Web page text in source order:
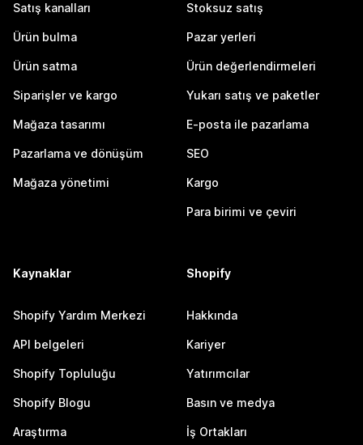
Satış kanalları
Ürün bulma
Ürün satma
Siparişler ve kargo
Mağaza tasarımı
Pazarlama ve dönüşüm
Mağaza yönetimi
Stoksuz satış
Pazar yerleri
Ürün değerlendirmeleri
Yukarı satış ve paketler
E-posta ile pazarlama
SEO
Kargo
Para birimi ve çeviri
Kaynaklar
Shopify Yardım Merkezi
API belgeleri
Shopify Topluluğu
Shopify Blogu
Araştırma
Shopify
Hakkında
Kariyer
Yatırımcılar
Basın ve medya
İş Ortakları